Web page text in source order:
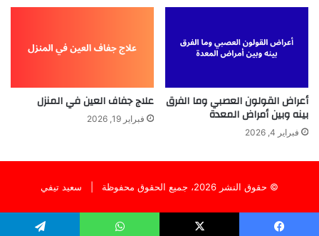
أعراض القولون العصبي وما الفرق
بينه وبين أمراض المعدة
فبراير 4, 2026
علاج جفاف العين في المنزل
فبراير 19, 2026
© حقوق النشر 2026، جميع الحقوق محفوظة | سعيد تيفي